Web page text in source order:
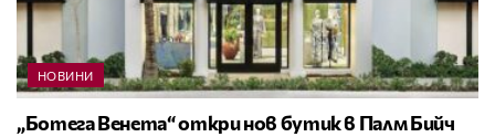
НОВИНИ
„Ботега Венета“ откри нов бутик в Палм Бийч